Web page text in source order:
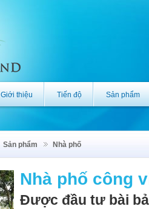
Giới thiệu Tiến độ Sản phẩm
Sản phẩm Nhà phố
Nhà phố công
Được đầu tư bài